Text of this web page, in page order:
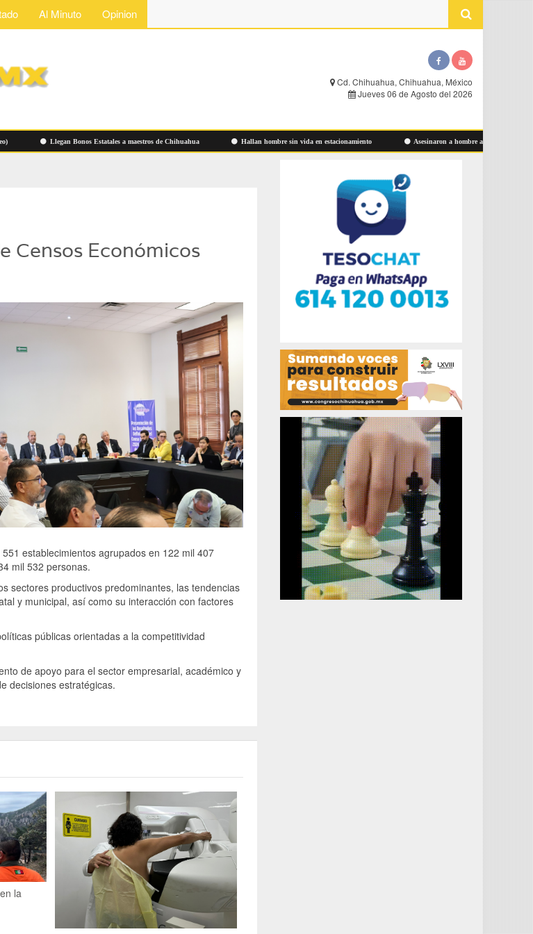
Al Minuto Opinion
Cd. Chihuahua, Chihuahua, México
Jueves 06 de Agosto del 2026
Llegan Bonos Estatales a maestros de Chihuahua Hallan hombre sin vida en estacionamiento Asesinaron a hombre ayer en Las Aldabas
Censos Económicos
establecimientos agrupados en 122 mil 407
mil 532 personas.
sectores productivos predominantes, las tendencias
y municipal, así como su interacción con factores
públicas orientadas a la competitividad
de apoyo para el sector empresarial, académico y
decisiones estratégicas.
la